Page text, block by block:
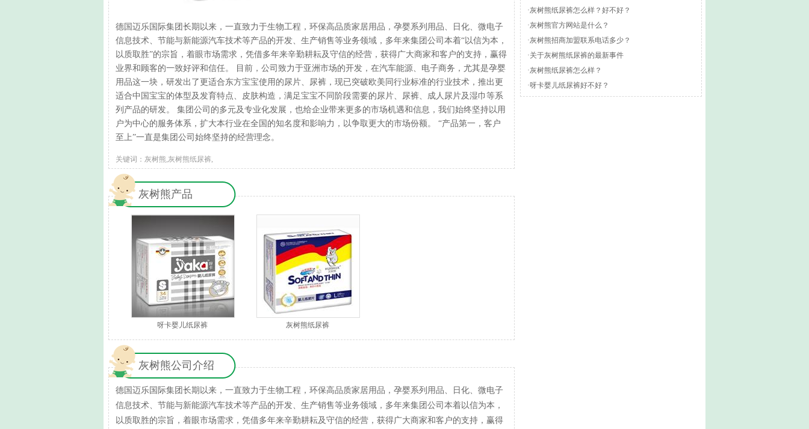
德国迈乐国际集团长期以来，一直致力于生物工程，环保高品质家居用品，孕婴系列用品、日化、微电子
信息技术、节能与新能源汽车技术等产品的开发、生产销售等业务领域，多年来集团公司本着“以信为本，
以质取胜”的宗旨，着眼市场需求，凭借多年来辛勤耕耘及守信的经营，获得广大商家和客户的支持，赢得
业界和顾客的一致好评和信任。 目前，公司致力于亚洲市场的开发，在汽车能源、电子商务，尤其是孕婴
用品这一块，研发出了更适合东方宝宝使用的尿片、尿裤，现已突破欧美同行业标准的行业技术，推出更
适合中国宝宝的体型及发育特点、皮肤构造，满足宝宝不同阶段需要的尿片、尿裤、成人尿片及湿巾等系
列产品的研发。 集团公司的多元及专业化发展，也给企业带来更多的市场机遇和信息，我们始终坚持以用
户为中心的服务体系，扩大本行业在全国的知名度和影响力，以争取更大的市场份额。 “产品第一，客户
至上”一直是集团公司始终坚持的经营理念。
关键词：灰树熊,灰树熊纸尿裤,
灰树熊产品
呀卡婴儿纸尿裤 灰树熊纸尿裤
灰树熊公司介绍
德国迈乐国际集团长期以来，一直致力于生物工程，环保高品质家居用品，孕婴系列用品、日化、微电子
信息技术、节能与新能源汽车技术等产品的开发、生产销售等业务领域，多年来集团公司本着以信为本，
以质取胜的宗旨，着眼市场需求，凭借多年来辛勤耕耘及守信的经营，获得广大商家和客户的支持，赢得
·灰树熊纸尿裤怎么样？好不好？
·灰树熊官方网站是什么？
·灰树熊招商加盟联系电话多少？
·关于灰树熊纸尿裤的最新事件
·灰树熊纸尿裤怎么样？
·呀卡婴儿纸尿裤好不好？